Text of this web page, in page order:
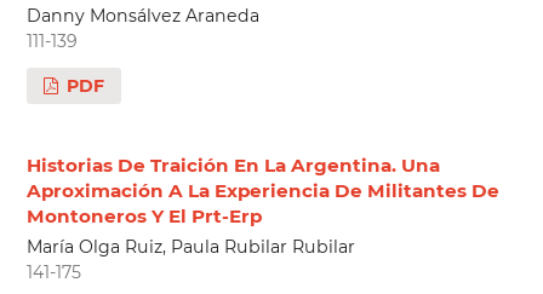
Danny Monsálvez Araneda
111-139
PDF
Historias De Traición En La Argentina. Una
Aproximación A La Experiencia De Militantes De
Montoneros Y El Prt-Erp
María Olga Ruiz, Paula Rubilar Rubilar
141-175